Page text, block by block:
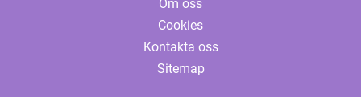
Om oss
Cookies
Kontakta oss
Sitemap